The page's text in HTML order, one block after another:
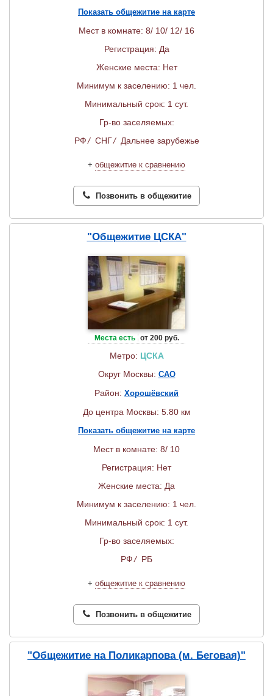
Показать общежитие на карте
Мест в комнате: 8/ 10/ 12/ 16
Регистрация: Да
Женские места: Нет
Минимум к заселению: 1 чел.
Минимальный срок: 1 сут.
Гр-во заселяемых:
РФ/ СНГ/ Дальнее зарубежье
+ общежитие к сравнению
Позвонить в общежитие
"Общежитие ЦСКА"
Места есть от 200 руб.
Метро: ЦСКА
Округ Москвы: САО
Район: Хорошёвский
До центра Москвы: 5.80 км
Показать общежитие на карте
Мест в комнате: 8/ 10
Регистрация: Нет
Женские места: Да
Минимум к заселению: 1 чел.
Минимальный срок: 1 сут.
Гр-во заселяемых:
РФ/ РБ
+ общежитие к сравнению
Позвонить в общежитие
"Общежитие на Поликарпова (м. Беговая)"